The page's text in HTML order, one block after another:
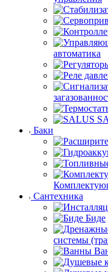
автоматика
Баки
Сантехника
Биде
системы